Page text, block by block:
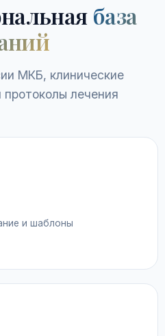
база
МКБ, клинические
лечения
и шаблоны